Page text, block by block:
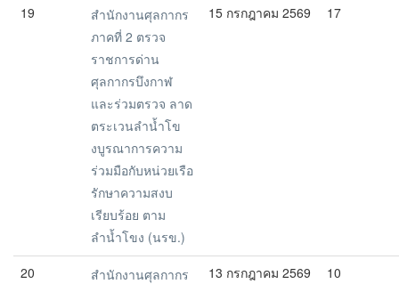
19
สำนักงานศุลกากร
ภาคที่ 2 ตรวจ
ราชการด่าน
ศุลกากรบึงกาฬ
และร่วมตรวจ ลาด
ตระเวนลำน้ำโข
งบูรณาการความ
ร่วมมือกับหน่วยเรือ
รักษาความสงบ
เรียบร้อย ตาม
ลำน้ำโขง (นรข.)
15 กรกฎาคม 2569 17
20
สำนักงานศุลกากร
13 กรกฎาคม 2569 10